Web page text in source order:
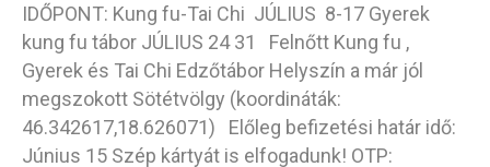
IDŐPONT: Kung fu-Tai Chi JÚLIUS 8-17 Gyerek
kung fu tábor JÚLIUS 24 31 Felnőtt Kung fu ,
Gyerek és Tai Chi Edzőtábor Helyszín a már jól
megszokott Sötétvölgy (koordináták:
46.342617,18.626071) Előleg befizetési határ idő:
Június 15 Szép kártyát is elfogadunk! OTP: